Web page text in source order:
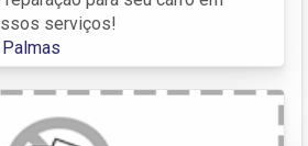
serviços!